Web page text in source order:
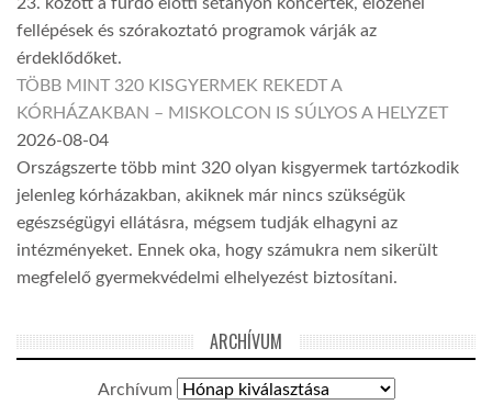
fellépések és szórakoztató programok várják az
érdeklődőket.
TÖBB MINT 320 KISGYERMEK REKEDT A
KÓRHÁZAKBAN – MISKOLCON IS SÚLYOS A HELYZET
2026-08-04
Országszerte több mint 320 olyan kisgyermek tartózkodik
jelenleg kórházakban, akiknek már nincs szükségük
egészségügyi ellátásra, mégsem tudják elhagyni az
intézményeket. Ennek oka, hogy számukra nem sikerült
megfelelő gyermekvédelmi elhelyezést biztosítani.
ARCHÍVUM
Archívum